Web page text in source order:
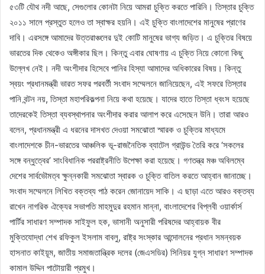
৫৩টি যৌথ নদী আছে, সেগুলোর কোনটা নিয়ে আমরা চুক্তি করতে পারিনি। তিস্তার চুক্তি
২০১১ সালে প্রস্তুত হলেও তা স্বাক্ষর হয়নি। এই চুক্তি বাংলাদেশের মানুষের প্রাণের
দাবি। এরসঙ্গে আমাদের উত্তরাঞ্চলের দুই কোটি মানুষের ভাগ্য জড়িত। এ চুক্তির বিষয়ে
ভারতের দিক থেকেও অঙ্গীকার ছিল। কিন্তু এবার ঘোষণায় এ চুক্তি নিয়ে কোনো কিছু
উল্লেখ নেই। নদী অংশীদার হিসেবে পানির হিস্যা আমাদের অধিকারের বিষয়। কিন্তু
স্বয়ং প্রধানমন্ত্রী ভারত সফর পরবর্তী সংবাদ সম্মেলনে জানিয়েছেন, এই সফরে তিস্তার
পানি বন্টন নয়, তিস্তা মহাপরিকল্পনা নিয়ে কথা হয়েছে। যাদের হাতে তিস্তা ধ্বংস হয়েছে
তাদেরকেই তিস্তা ব্যবস্থাপনার অংশীদার করার আলাপ করে এসেছেন উনি। তারা আরও
বলেন, প্রধানমন্ত্রী এ ধরনের দাসখত দেওয়া সমঝোতা স্মারক ও চুক্তির মাধ্যমে
বাংলাদেশকে চীন-ভারতের আঞ্চলিক ভূ-রাজনৈতিক ব্যাটেল গ্রাউন্ড তৈরি করে ‘সকলের
সঙ্গে বন্ধুত্বের’ সাংবিধানিক পররাষ্ট্রনীতি উপেক্ষা করা হয়েছে। গণতন্ত্র মঞ্চ অবিলম্বে
দেশের সার্বভৌমত্ব ক্ষুন্নকারী সমঝোতা স্বারক ও চুক্তি বাতিল করতে আহ্বান জানাচ্ছে।
সংবাদ সম্মেলনে লিখিত বক্তব্য পাঠ করেন জোনায়েদ সাকি। এ ছাড়া এতে আরও বক্তব্য
রাখেন নাগরিক ঐক্যের সভাপতি মাহমুদুর রহমান মান্না, বাংলাদেশের বিপ্লবী ওয়ার্কার্স
পার্টির সাধারণ সম্পাদক সাইফুল হক, ভাসানী অনুসারী পরিষদের আহ্বায়ক বীর
মুক্তিযোদ্ধা শেখ রফিকুল ইসলাম বাবলু, রাষ্ট্র সংস্কার আন্দোলনের প্রধান সমন্বয়ক
হাসনাত কাইয়ূম, জাতীয় সমাজতান্ত্রিক দলের (জেএসডির) সিনিয়র যুগ্ন সাধারণ সম্পাদক
কামাল উদ্দিন পাটোয়ারী প্রমুখ।